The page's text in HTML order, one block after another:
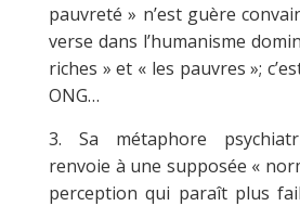
pauvreté » n’est guère
verse dans l’humanisme
riches » et « les pauvres »;
ONG…
3. Sa métaphore
renvoie à une supposée «
perception qui paraît plus